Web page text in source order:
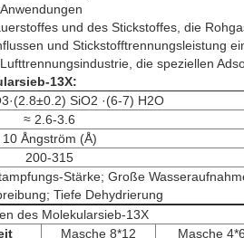
und des Stickstoffes, die
und Stickstofftrennungsleistung
die speziellen
13X:
SiO2 ·(6-7) H2O
≈ 2.6-3.6
10 Ångström (Å)
200-315
Stärke; Große
Tiefe Dehydrierung
des Molekularsieb-13X
Masche 8*12
Masche